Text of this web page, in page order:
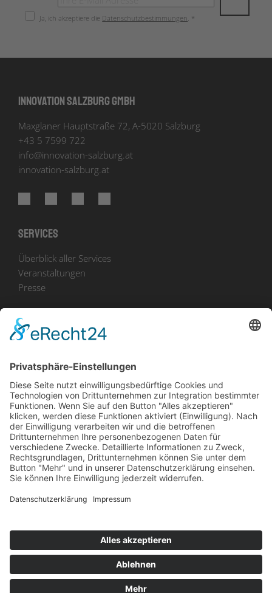
Ja, ich akzeptiere die Datenschutzbestimmungen . *
Innovation Salzburg GmbH
Maxglaner Hauptstraße 72, A-5020 Salzburg
+43 5 7599 722
info@innovation-salzburg.at
innovation-salzburg.at
Services
Überblick aller Services
Veranstaltungen
Presse
Bekanntmachungen
Ausschreibungen
Zu uns
Unser Team
Arbeiten bei Innovation Salzburg
Anfahrt
Die Innovation Salzburg GmbH ist ein Unternehmen von
Salzburg und Industriellenvereinigung Salzburg.
Datenschutzerklärung